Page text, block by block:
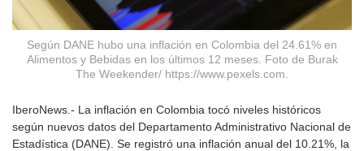
Según DANE hubo una inflación en Colombia del 24.61% en
Alimentos y Bebidas en los últimos 12 meses. Foto de Burak
The Weekender/ https://www.pexels.com.
IberoNews.- La inflación en Colombia tocó niveles históricos
según nuevos datos del Departamento Administrativo Nacional de
Estadística (DANE). Se registró una inflación anual del 10.21%, la